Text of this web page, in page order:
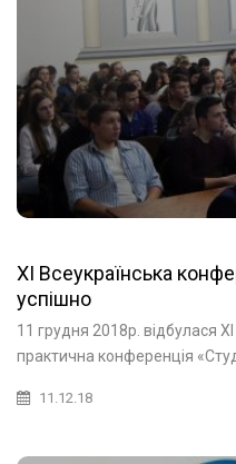
ХІ Всеукраїнська
успішно
11 грудня 2018р. відбулася
практична конференція
11.12.18